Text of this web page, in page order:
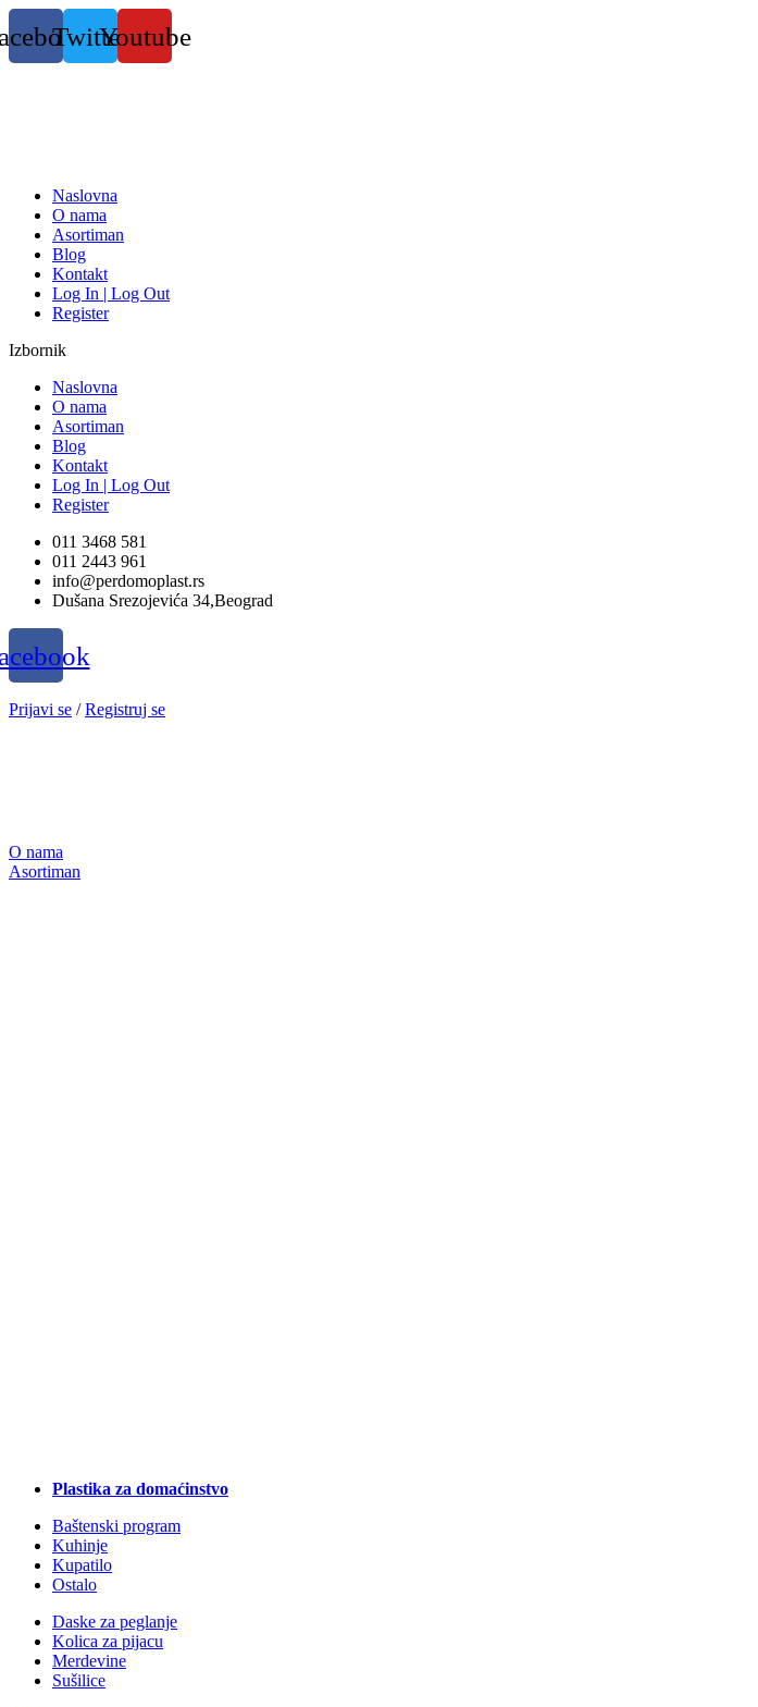
Skočite
na
sadržaj
TwitterYoutube
Naslovna
O nama
Asortiman
Blog
Kontakt
Log In | Log Out
Register
Izbornik
Naslovna
O nama
Asortiman
Blog
Kontakt
Log In | Log Out
Register
011 3468 581
011 2443 961
info@perdomoplast.rs
Dušana Srezojevića 34,Beograd
Prijavi se /Registruj se
O nama
Asortiman
Plastika za domaćinstvo
Baštenski program
Kuhinje
Kupatilo
Ostalo
Daske za peglanje
Kolica za pijacu
Merdevine
Sušilice